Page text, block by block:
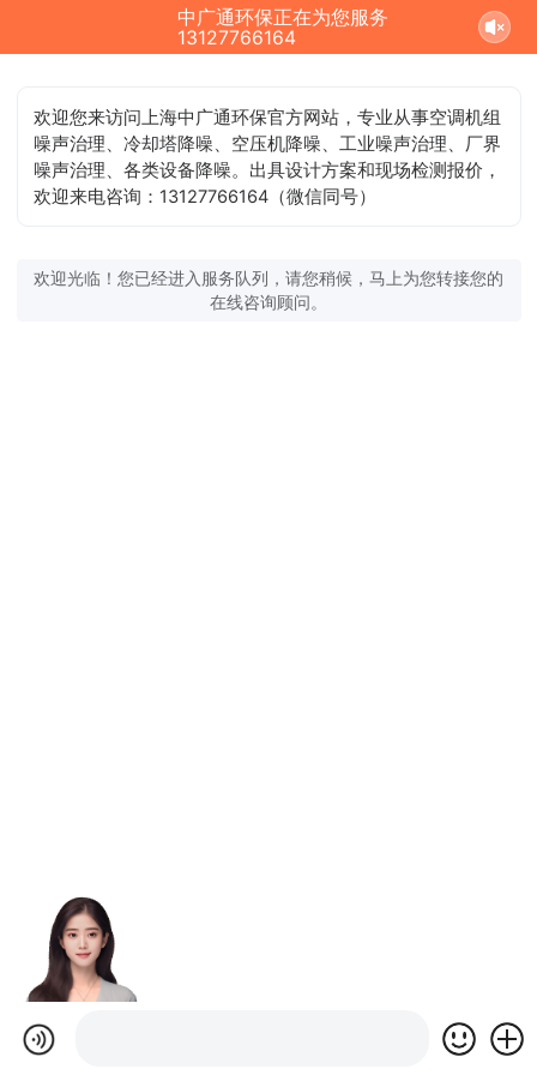
中广通环保正在为您服务
13127766164
欢迎您来访问上海中广通环保官方网站，专业从事空调机组
噪声治理、冷却塔降噪、空压机降噪、工业噪声治理、厂界
噪声治理、各类设备降噪。出具设计方案和现场检测报价，
欢迎来电咨询：13127766164（微信同号）
欢迎光临！您已经进入服务队列，请您稍候，马上为您转接您的
在线咨询顾问。